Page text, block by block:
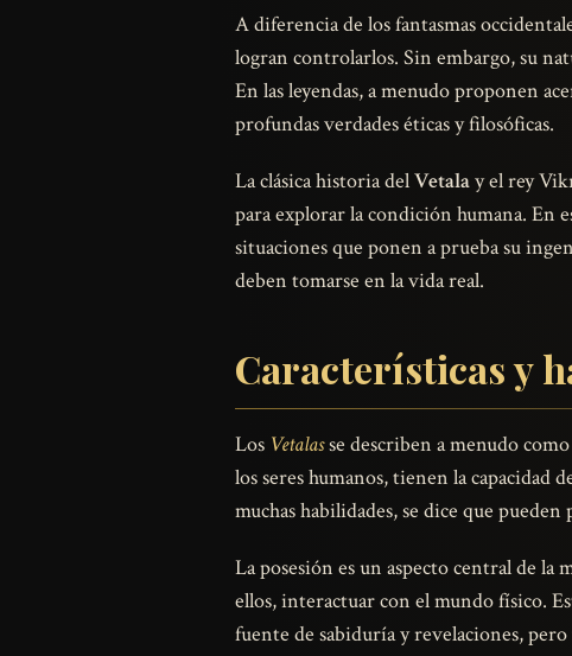
A diferencia de los fantasmas
logran controlarlos. Sin embargo, su
En las leyendas, a menudo proponen
profundas verdades éticas y filosóficas.
La clásica historia delVetalay el rey
para explorar la condición humana. En
situaciones que ponen a prueba su
deben tomarse en la vida real.
Características y
Los Vetalasse describen a menudo
los seres humanos, tienen la capacidad
muchas habilidades, se dice que
La posesión es un aspecto central de la
ellos, interactuar con el mundo físico.
fuente de sabiduría y revelaciones,